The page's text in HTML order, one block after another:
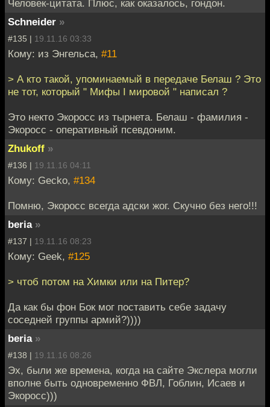
Человек-цитата. Плюс, как оказалось, гондон.
Schneider »
#135 | 19.11.16 03:33
Кому: из Энгельса, #11
> А кто такой, упоминаемый в передаче Белаш ? Это
не тот, который " Мифы I мировой " написал ?
Это некто Экоросс из тырнета. Белаш - фамилия -
Экоросс - оперативный псевдоним.
Zhukoff »
#136 | 19.11.16 04:11
Кому: Gecko, #134
Помню, Экоросс всегда адски жог. Скучно без него!!!
beria »
#137 | 19.11.16 08:23
Кому: Geek, #125
> чтоб потом на Химки или на Питер?
Да как бы фон Бок мог поставить себе задачу
соседней группы армий?))))
beria »
#138 | 19.11.16 08:26
Эх, были же времена, когда на сайте Экслера могли
вполне быть одновременно ФВЛ, Гоблин, Исаев и
Экоросс)))